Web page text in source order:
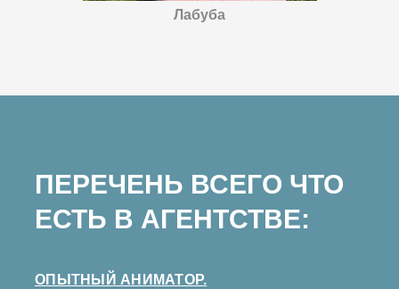
Лабуба
ПЕРЕЧЕНЬ ВСЕГО ЧТО
ЕСТЬ В АГЕНТСТВЕ:
ОПЫТНЫЙ АНИМАТОР.